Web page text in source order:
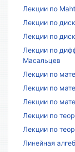
Лекции по
Лекции по
Лекции по
Лекции по
Масальцев
Лекции по
Лекции по
Лекции по
Лекции по
Лекции по
Линейная